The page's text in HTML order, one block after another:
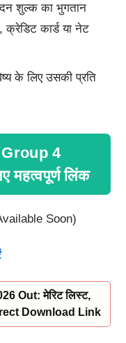
शुल्क का भुगतान
कार्ड या नेट
के लिए उसकी प्रति
4
लिंक
Soon)
Out: मेरिट लिस्ट,
Download Link